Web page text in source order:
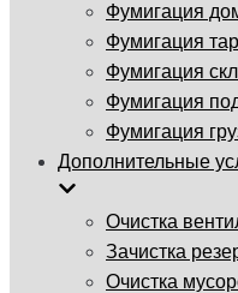
Фумигация
Фумигация
Фумигация
Фумигация
Фумигация
Дополнительные
Очистка
Зачистка
Очистка